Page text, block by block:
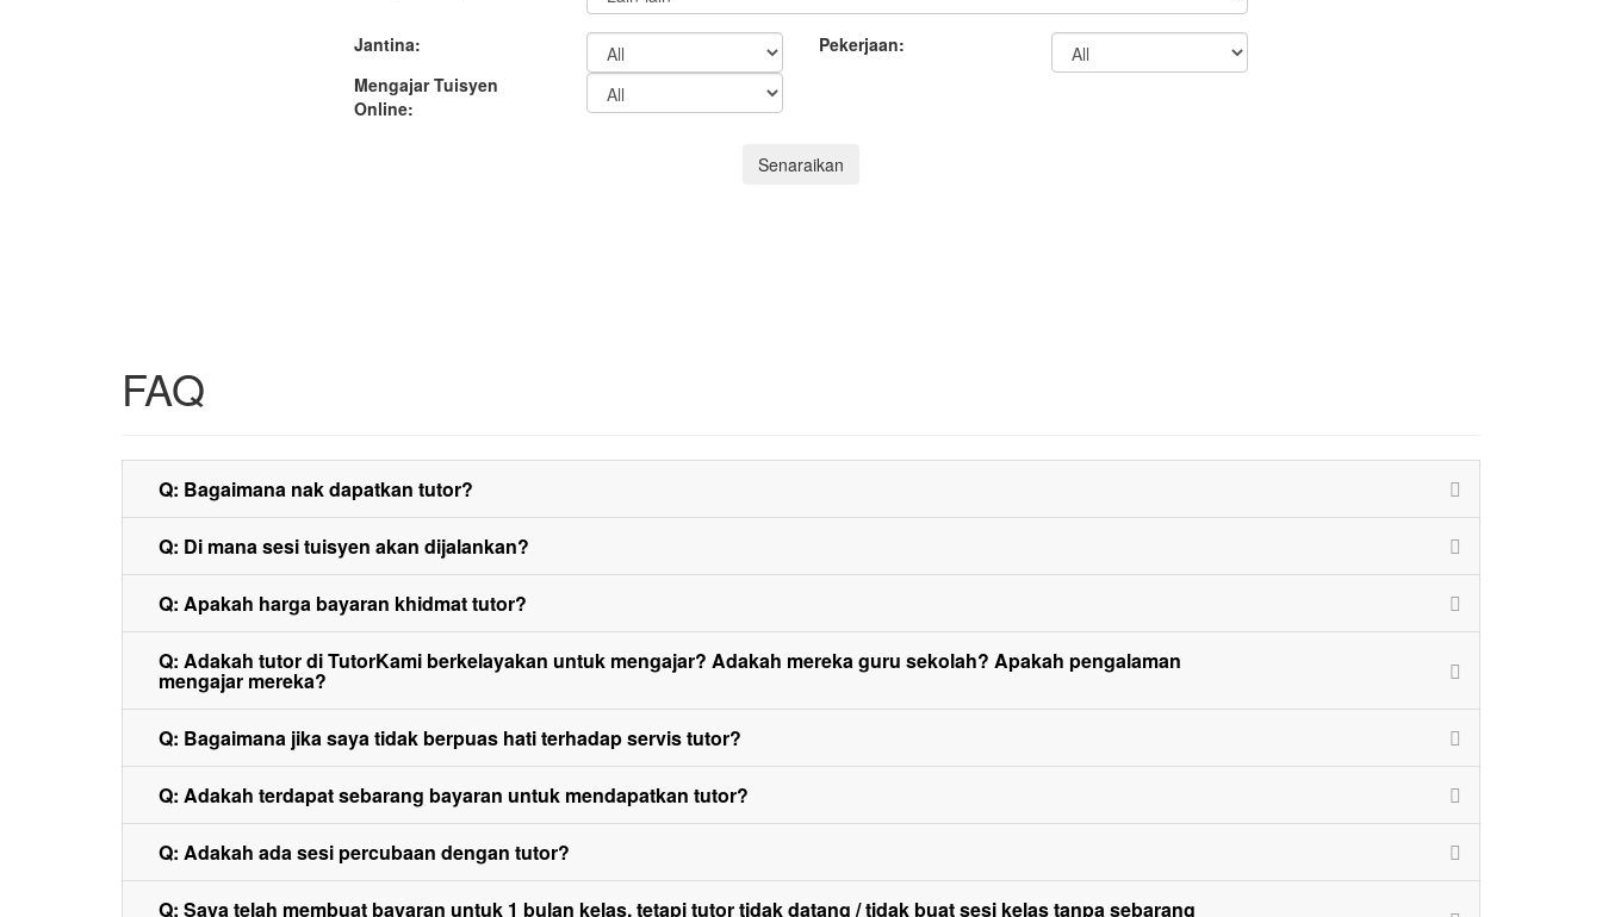
Jantina:
Pekerjaan:
Mengajar Tuisyen
Online:
Senaraikan
FAQ
Q: Bagaimana nak dapatkan tutor?
Q: Di mana sesi tuisyen akan dijalankan?
Q: Apakah harga bayaran khidmat tutor?
Q: Adakah tutor di TutorKami berkelayakan untuk mengajar? Adakah mereka guru sekolah? Apakah pengalaman
mengajar mereka?
Q: Bagaimana jika saya tidak berpuas hati terhadap servis tutor?
Q: Adakah terdapat sebarang bayaran untuk mendapatkan tutor?
Q: Adakah ada sesi percubaan dengan tutor?
Q: Saya telah membuat bayaran untuk 1 bulan kelas, tetapi tutor tidak datang / tidak buat sesi kelas tanpa sebarang